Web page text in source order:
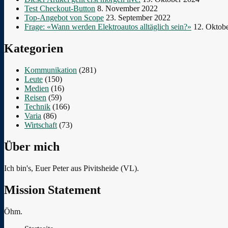
Test Checkout-Button 8. November 2022
Top-Angebot von Scope 23. September 2022
Frage: «Wann werden Elektroautos alltäglich sein?» 12.
Kategorien
Kommunikation (281)
Leute (150)
Medien (16)
Reisen (59)
Technik (166)
Varia (86)
Wirtschaft (73)
Über mich
Ich bin's, Euer Peter aus Pivitsheide (VL).
Mission Statement
Öhm.